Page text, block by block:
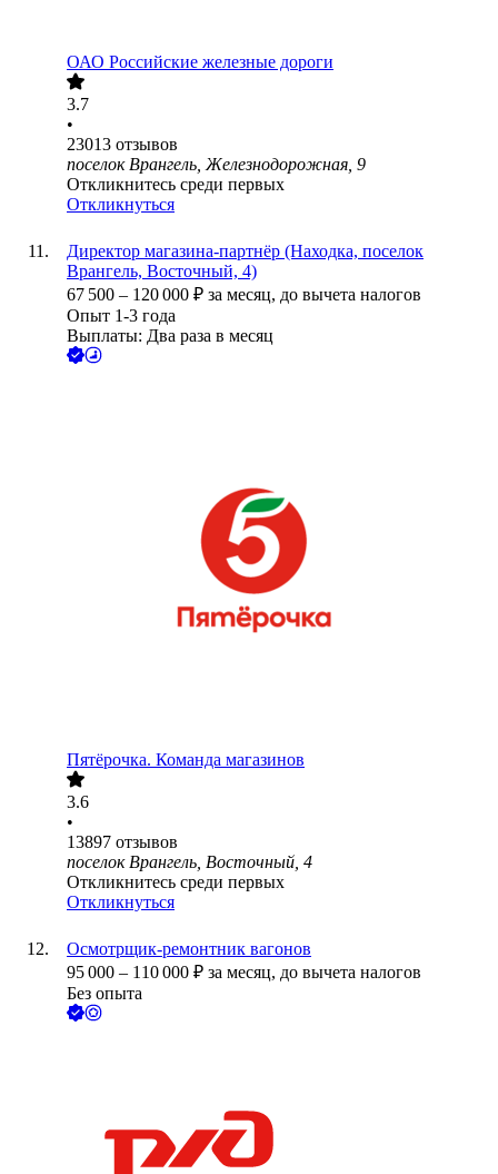
ОАО Российские железные дороги
3.7
•
23013 отзывов
поселок Врангель, Железнодорожная, 9
Откликнитесь среди первых
Откликнуться
Директор магазина-партнёр (Находка, поселок
Врангель, Восточный, 4)
67 500 – 120 000 ₽ за месяц, до вычета налогов
Опыт 1-3 года
Выплаты: Два раза в месяц
Пятёрочка. Команда магазинов
3.6
•
13897 отзывов
поселок Врангель, Восточный, 4
Откликнитесь среди первых
Откликнуться
Осмотрщик-ремонтник вагонов
95 000 – 110 000 ₽ за месяц, до вычета налогов
Без опыта